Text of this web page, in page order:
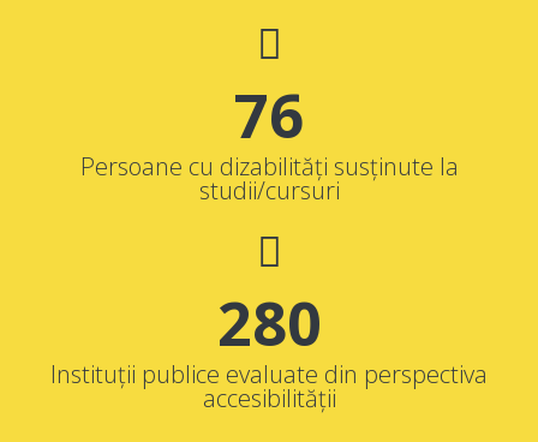
76
Persoane cu dizabilități susținute la
studii/cursuri
280
Instituții publice evaluate din perspectiva
accesibilității